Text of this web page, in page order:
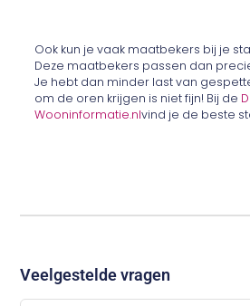
Ook kun je vaak maatbekers bij je
Deze maatbekers passen dan
Je hebt dan minder last van
om de oren krijgen is niet fijn! Bij de
Wooninformatie.nlvind je de beste
Veelgestelde vragen